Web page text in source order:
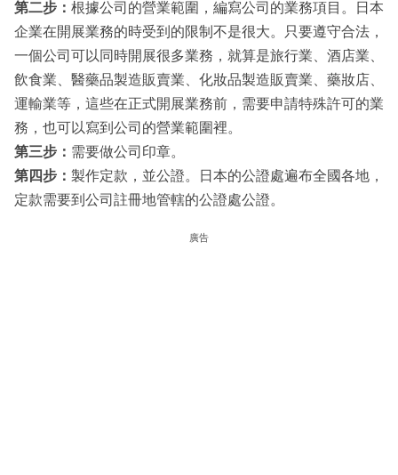
第二步： 根據公司的營業範圍，編寫公司的業務項目。日本
企業在開展業務的時受到的限制不是很大。只要遵守合法，
一個公司可以同時開展很多業務，就算是旅行業、酒店業、
飲食業、醫藥品製造販賣業、化妝品製造販賣業、藥妝店、
運輸業等，這些在正式開展業務前，需要申請特殊許可的業
務，也可以寫到公司的營業範圍裡。
第三步： 需要做公司印章。
第四步： 製作定款，並公證。日本的公證處遍布全國各地，
定款需要到公司註冊地管轄的公證處公證。
廣告